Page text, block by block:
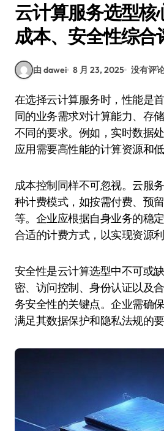
云计算服务选型核
成本、安全性综合
由 dawei 8 月 23, 2025 没有评
在选择云计算服务时，性能是首要考虑的因素。不
同的业务需求对计算能力、存
不同的要求。例如，实时数据
应用需要高性能的计算资源和
成本控制同样不可忽视。云服
种计费模式，如按需付费、预
等。企业应根据自身业务的稳
合适的计费方式，以实现资源利
安全性是云计算选型中不可或
密、访问控制、身份认证以及
务安全性的关键点。企业需确
满足其数据保护和隐私法规的要